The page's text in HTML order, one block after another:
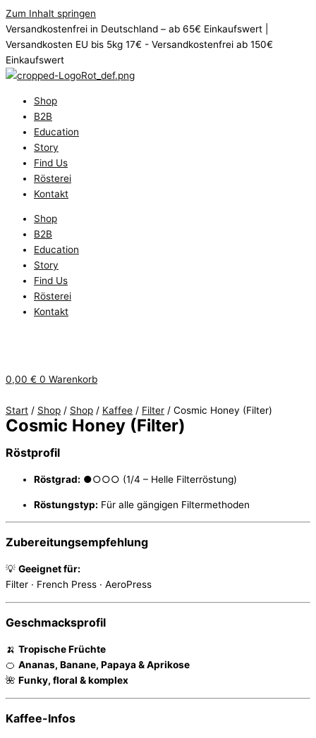
Zum Inhalt springen
Versandkostenfrei in Deutschland – ab 65€ Einkaufswert |
Versandkosten EU bis 5kg 17€ - Versandkostenfrei ab 150€
Einkaufswert
Shop
B2B
Education
Story
Find Us
Rösterei
Kontakt
Shop
B2B
Education
Story
Find Us
Rösterei
Kontakt
0,00 € 0 Warenkorb
Start / Shop / Shop / Kaffee / Filter / Cosmic Honey (Filter)
Cosmic Honey (Filter)
Röstprofil
Röstgrad: ●○○○ (1/4 – Helle Filterröstung)
Röstungstyp: Für alle gängigen Filtermethoden
Zubereitungsempfehlung
💡 Geeignet für:
Filter · French Press · AeroPress
Geschmacksprofil
🍌 Tropische Früchte
🍊 Ananas, Banane, Papaya & Aprikose
🌺 Funky, floral & komplex
Kaffee-Infos